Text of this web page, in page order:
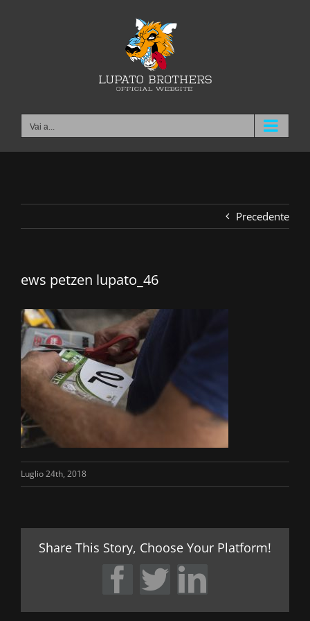
Vai a...
Precedente
ews petzen lupato_46
Luglio 24th, 2018
Share This Story, Choose Your Platform!
Facebook
TwitterLinkedIn